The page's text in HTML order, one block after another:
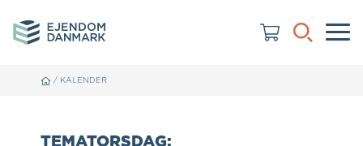
/ KALENDER
TEMATORSDAG: